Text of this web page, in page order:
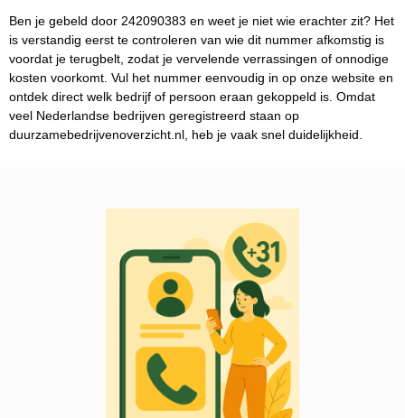
Ben je gebeld door 242090383 en weet je niet wie erachter zit? Het
is verstandig eerst te controleren van wie dit nummer afkomstig is
voordat je terugbelt, zodat je vervelende verrassingen of onnodige
kosten voorkomt. Vul het nummer eenvoudig in op onze website en
ontdek direct welk bedrijf of persoon eraan gekoppeld is. Omdat
veel Nederlandse bedrijven geregistreerd staan op
duurzamebedrijvenoverzicht.nl, heb je vaak snel duidelijkheid.